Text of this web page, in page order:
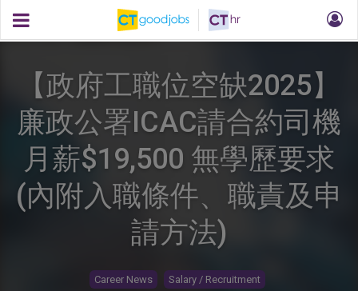
【政府工職位空缺2025】
廉政公署ICAC請合約司機
月薪$19,500 無學歷要求
(內附入職條件、職責及申
請方法)
Career News Salary / Recruitment